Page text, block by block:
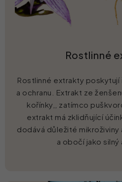
Rostlinné
Rostlinné extrakty poskytují
a ochranu. Extrakt ze
kořínky,, zatímco
extrakt má zklidňující
dodává důležité mikroživiny
a obočí jako silný